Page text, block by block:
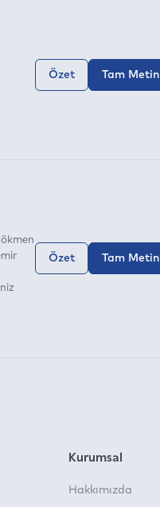
Özet Tam Metin
Özet Tam Metin
Kurumsal
Hakkımızda